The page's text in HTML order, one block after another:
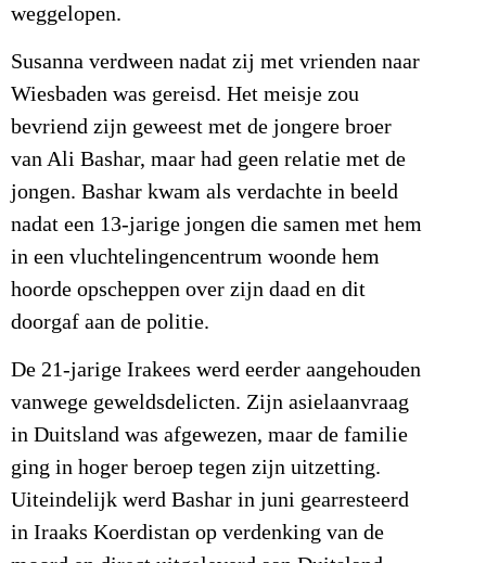
weggelopen.
Susanna verdween nadat zij met vrienden naar
Wiesbaden was gereisd. Het meisje zou
bevriend zijn geweest met de jongere broer
van Ali Bashar, maar had geen relatie met de
jongen. Bashar kwam als verdachte in beeld
nadat een 13-jarige jongen die samen met hem
in een vluchtelingencentrum woonde hem
hoorde opscheppen over zijn daad en dit
doorgaf aan de politie.
De 21-jarige Irakees werd eerder aangehouden
vanwege geweldsdelicten. Zijn asielaanvraag
in Duitsland was afgewezen, maar de familie
ging in hoger beroep tegen zijn uitzetting.
Uiteindelijk werd Bashar in juni gearresteerd
in Iraaks Koerdistan op verdenking van de